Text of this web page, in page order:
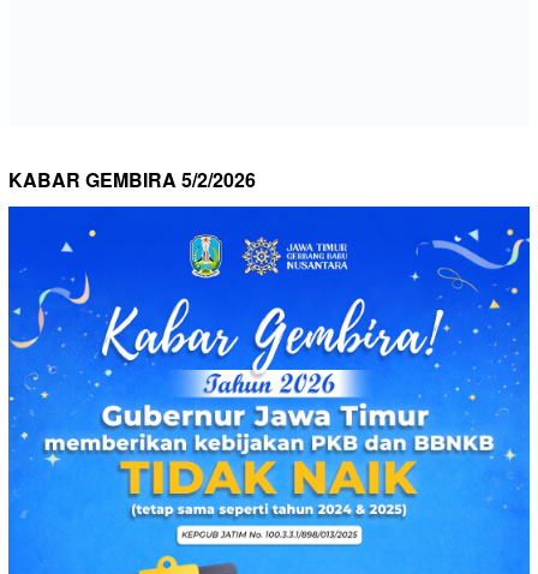
KABAR GEMBIRA 5/2/2026